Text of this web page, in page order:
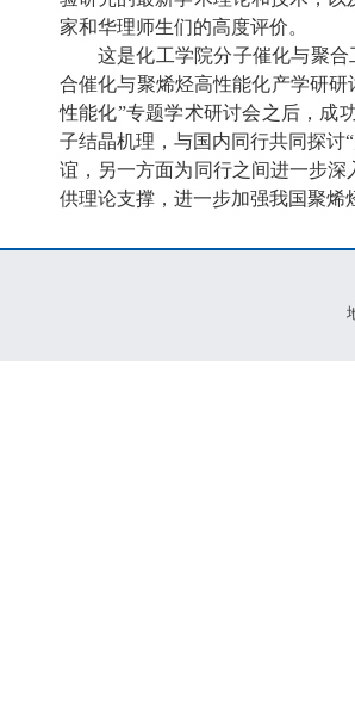
家和华理师生们的高度评价。
这是化工学院分子催化与聚
合催化与聚烯烃高性能化产学研研
性能化”专题学术研讨会之后，成
子结晶机理，与国内同行共同探讨
谊，另一方面为同行之间进一步
供理论支撑，进一步加强我国聚